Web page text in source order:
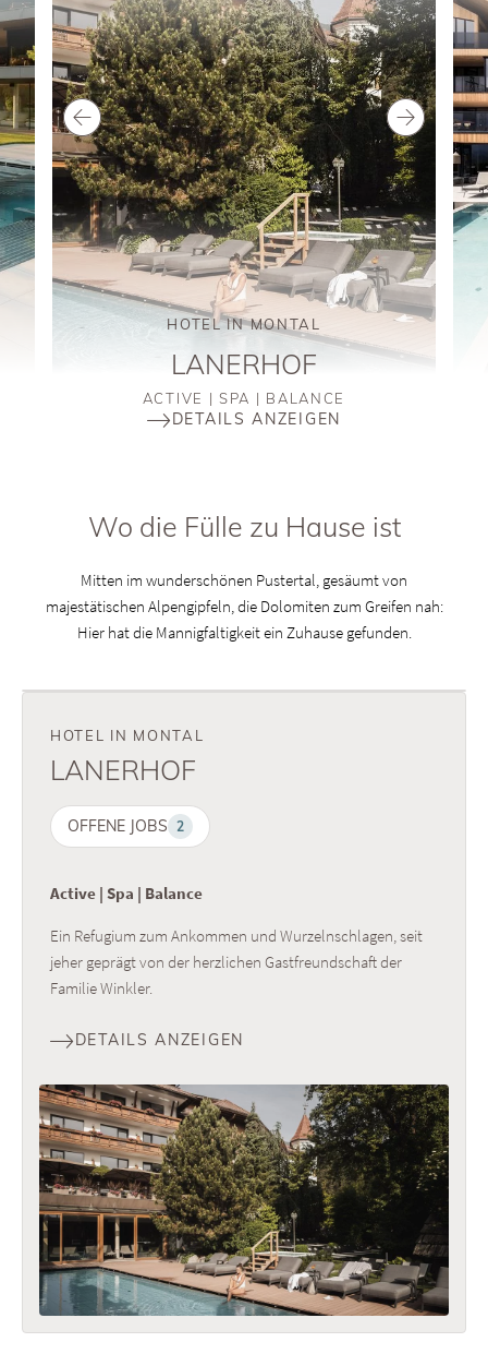
HOTEL IN MONTAL
LANERHOF
ACTIVE | SPA | BALANCE
DETAILS ANZEIGEN
Wo die Fülle zu Hause ist
Mitten im wunderschönen Pustertal, gesäumt von
majestätischen Alpengipfeln, die Dolomiten zum Greifen nah:
Hier hat die Mannigfaltigkeit ein Zuhause gefunden.
HOTEL IN MONTAL
LANERHOF
OFFENE JOBS 2
Active | Spa | Balance
Ein Refugium zum Ankommen und Wurzelnschlagen, seit
jeher geprägt von der herzlichen Gastfreundschaft der
Familie Winkler.
DETAILS ANZEIGEN